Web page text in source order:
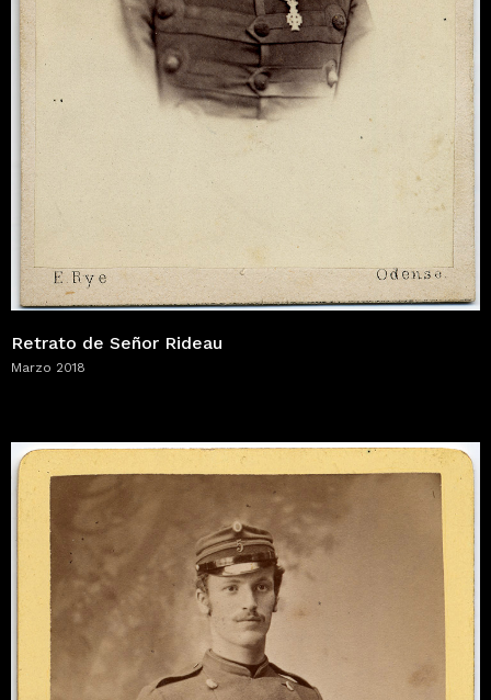
Retrato de Señor Rideau
Marzo 2018